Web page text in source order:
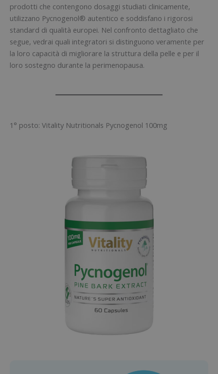
prodotti che contengono dosaggi studiati clinicamente,
utilizzano Pycnogenol® autentico e soddisfano i rigorosi
standard di qualità europei. Nel confronto dettagliato che
segue, vedrai quali integratori si distinguono veramente per
la loro capacità di migliorare la struttura della pelle e per il
loro sostegno durante la perimenopausa.
1° posto: Vitality Nutritionals Pycnogenol 100mg